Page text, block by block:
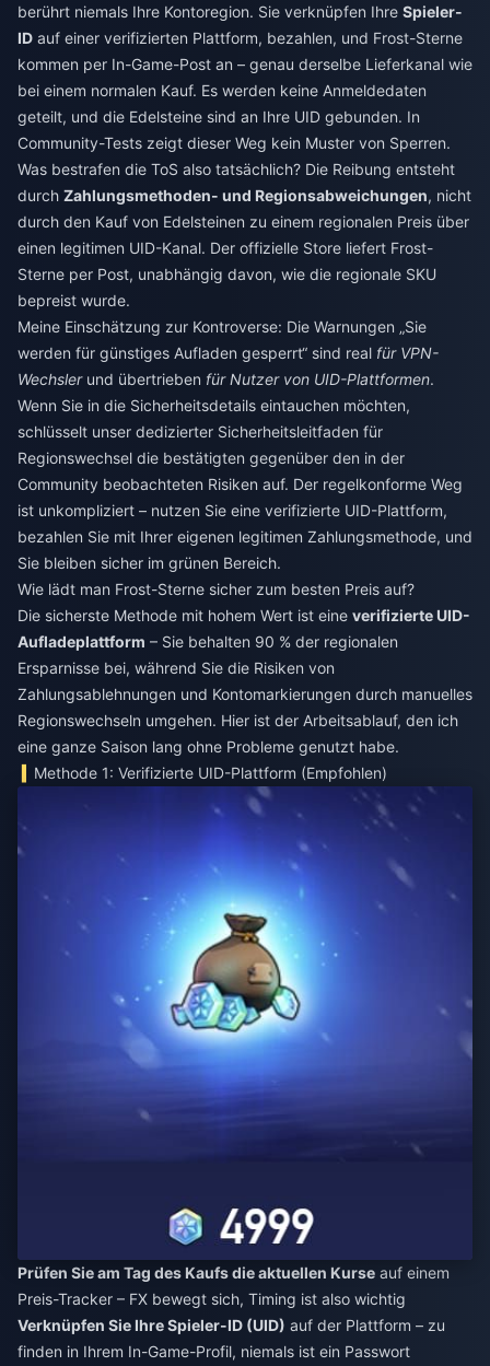
berührt niemals Ihre Kontoregion. Sie verknüpfen Ihre Spieler-
ID auf einer verifizierten Plattform, bezahlen, und Frost-Sterne
kommen per In-Game-Post an – genau derselbe Lieferkanal wie
bei einem normalen Kauf. Es werden keine Anmeldedaten
geteilt, und die Edelsteine sind an Ihre UID gebunden. In
Community-Tests zeigt dieser Weg kein Muster von Sperren.
Was bestrafen die ToS also tatsächlich? Die Reibung entsteht
durch Zahlungsmethoden- und Regionsabweichungen, nicht
durch den Kauf von Edelsteinen zu einem regionalen Preis über
einen legitimen UID-Kanal. Der offizielle Store liefert Frost-
Sterne per Post, unabhängig davon, wie die regionale SKU
bepreist wurde.
Meine Einschätzung zur Kontroverse: Die Warnungen „Sie
werden für günstiges Aufladen gesperrt“ sind real für VPN-
Wechslerund übertrieben für Nutzer von UID-Plattformen.
Wenn Sie in die Sicherheitsdetails eintauchen möchten,
schlüsselt unser dedizierter Sicherheitsleitfaden für
Regionswechsel die bestätigten gegenüber den in der
Community beobachteten Risiken auf. Der regelkonforme Weg
ist unkompliziert – nutzen Sie eine verifizierte UID-Plattform,
bezahlen Sie mit Ihrer eigenen legitimen Zahlungsmethode, und
Sie bleiben sicher im grünen Bereich.
Wie lädt man Frost-Sterne sicher zum besten Preis auf?
Die sicherste Methode mit hohem Wert ist eine verifizierte UID-
Aufladeplattform – Sie behalten 90 % der regionalen
Ersparnisse bei, während Sie die Risiken von
Zahlungsablehnungen und Kontomarkierungen durch manuelles
Regionswechseln umgehen. Hier ist der Arbeitsablauf, den ich
eine ganze Saison lang ohne Probleme genutzt habe.
Methode 1: Verifizierte UID-Plattform (Empfohlen)
Prüfen Sie am Tag des Kaufs die aktuellen Kurse auf einem
Preis-Tracker – FX bewegt sich, Timing ist also wichtig
Verknüpfen Sie Ihre Spieler-ID (UID) auf der Plattform – zu
finden in Ihrem In-Game-Profil, niemals ist ein Passwort